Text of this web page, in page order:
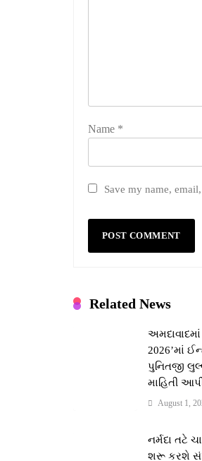
Name *
Save my name,
Related News
2026’માં
પુનિતજી
માહિતી
August 1,
નર્મદા તટે
શરૂ કરશે